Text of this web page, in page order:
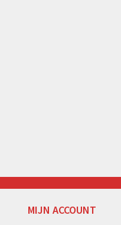
MIJN ACCOUNT